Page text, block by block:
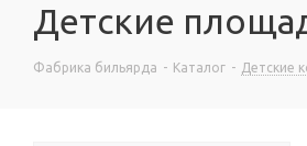
Детские
Фабрика бильярда - Каталог - Детские